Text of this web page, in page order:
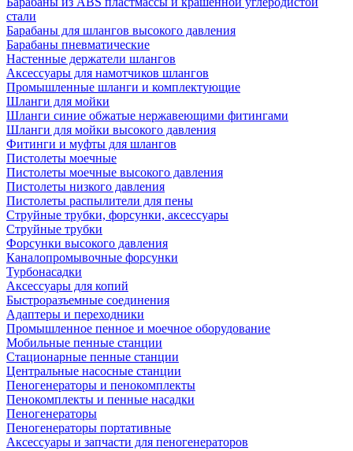
стали
Барабаны для шлангов высокого давления
Барабаны пневматические
Настенные держатели шлангов
Аксессуары для намотчиков шлангов
Промышленные шланги и комплектующие
Шланги для мойки
Шланги синие обжатые нержавеющими фитингами
Шланги для мойки высокого давления
Фитинги и муфты для шлангов
Пистолеты моечные
Пистолеты моечные высокого давления
Пистолеты низкого давления
Пистолеты распылители для пены
Струйные трубки, форсунки, аксессуары
Струйные трубки
Форсунки высокого давления
Каналопромывочные форсунки
Турбонасадки
Аксессуары для копий
Быстроразъемные соединения
Адаптеры и переходники
Промышленное пенное и моечное оборудование
Мобильные пенные станции
Стационарные пенные станции
Центральные насосные станции
Пеногенераторы и пенокомплекты
Пенокомплекты и пенные насадки
Пеногенераторы
Пеногенераторы портативные
Аксессуары и запчасти для пеногенераторов